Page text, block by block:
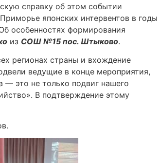
справку об этом событии
японских интервентов в годы
особенностях формирования
из СОШ №15 пос. Штыково.
регионах страны и вхождение
ведущие в конце мероприятия,
— это не только подвиг нашего
В подтверждение этому